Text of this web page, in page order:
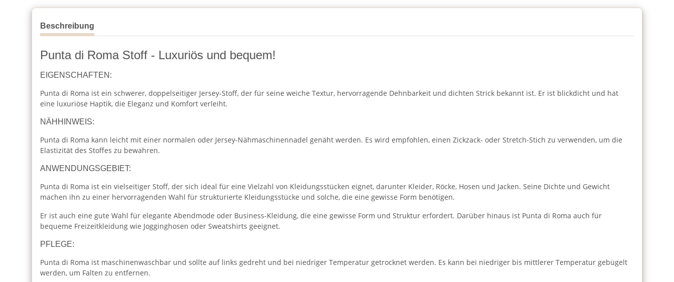
Beschreibung
Punta di Roma Stoff - Luxuriös und bequem!
EIGENSCHAFTEN:
Punta di Roma ist ein schwerer, doppelseitiger Jersey-Stoff, der für seine weiche Textur, hervorragende Dehnbarkeit und dichten Strick bekannt ist. Er ist blickdicht und hat
eine luxuriöse Haptik, die Eleganz und Komfort verleiht.
NÄHHINWEIS:
Punta di Roma kann leicht mit einer normalen oder Jersey-Nähmaschinennadel genäht werden. Es wird empfohlen, einen Zickzack- oder Stretch-Stich zu verwenden, um die
Elastizität des Stoffes zu bewahren.
ANWENDUNGSGEBIET:
Punta di Roma ist ein vielseitiger Stoff, der sich ideal für eine Vielzahl von Kleidungsstücken eignet, darunter Kleider, Röcke, Hosen und Jacken. Seine Dichte und Gewicht
machen ihn zu einer hervorragenden Wahl für strukturierte Kleidungsstücke und solche, die eine gewisse Form benötigen.
Er ist auch eine gute Wahl für elegante Abendmode oder Business-Kleidung, die eine gewisse Form und Struktur erfordert. Darüber hinaus ist Punta di Roma auch für
bequeme Freizeitkleidung wie Jogginghosen oder Sweatshirts geeignet.
PFLEGE:
Punta di Roma ist maschinenwaschbar und sollte auf links gedreht und bei niedriger Temperatur getrocknet werden. Es kann bei niedriger bis mittlerer Temperatur gebügelt
werden, um Falten zu entfernen.